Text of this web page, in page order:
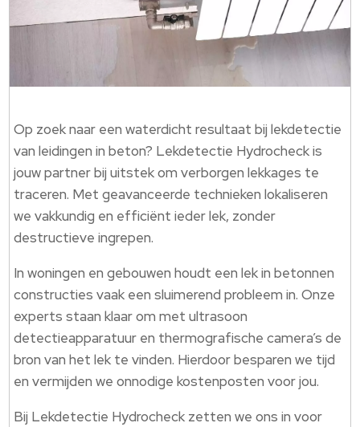
Op zoek naar een waterdicht resultaat bij lekdetectie
van leidingen in beton? Lekdetectie Hydrocheck is
jouw partner bij uitstek om verborgen lekkages te
traceren. Met geavanceerde technieken lokaliseren
we vakkundig en efficiënt ieder lek, zonder
destructieve ingrepen.
In woningen en gebouwen houdt een lek in betonnen
constructies vaak een sluimerend probleem in. Onze
experts staan klaar om met ultrasoon
detectieapparatuur en thermografische camera’s de
bron van het lek te vinden. Hierdoor besparen we tijd
en vermijden we onnodige kostenposten voor jou.
Bij Lekdetectie Hydrocheck zetten we ons in voor